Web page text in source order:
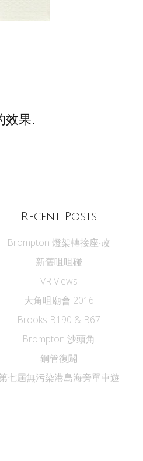
效果.
Recent Posts
Brompton 燈架轉接座‧改
新舊咀咀碰
VR Views
大角咀廟會 2016
Brooks B190 & B67
Brompton 沙頭角
鋼管復闢
七屆無污染港島海旁單車遊